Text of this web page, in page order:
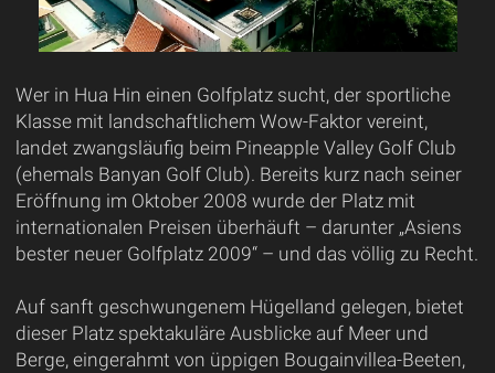
Wer in Hua Hin einen Golfplatz sucht, der sportliche
Klasse mit landschaftlichem Wow-Faktor vereint,
landet zwangsläufig beim Pineapple Valley Golf Club
(ehemals Banyan Golf Club). Bereits kurz nach seiner
Eröffnung im Oktober 2008 wurde der Platz mit
internationalen Preisen überhäuft – darunter „Asiens
bester neuer Golfplatz 2009“ – und das völlig zu Recht.
Auf sanft geschwungenem Hügelland gelegen, bietet
dieser Platz spektakuläre Ausblicke auf Meer und
Berge, eingerahmt von üppigen Bougainvillea-Beeten,